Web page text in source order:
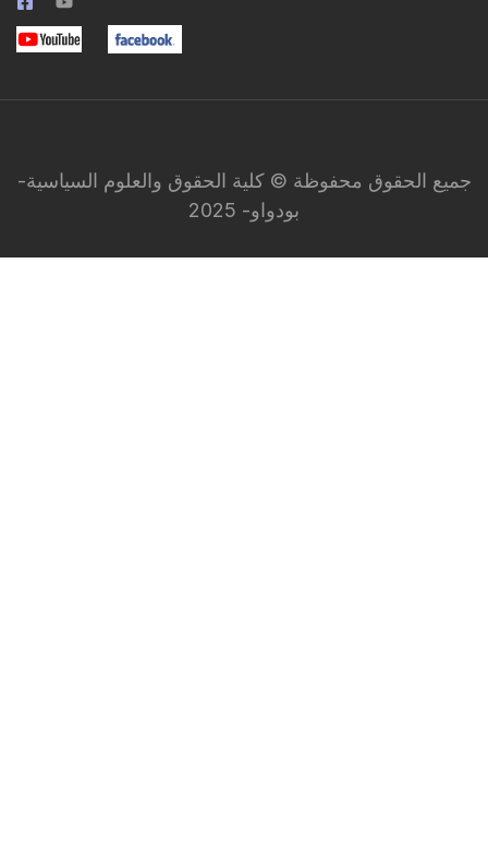
جميع الحقوق محفوظة © كلية الحقوق والعلوم السياسية-
بودواو- 2025